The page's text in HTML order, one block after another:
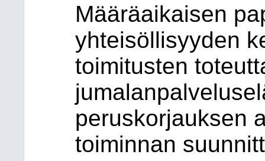
Määräaikaisen
yhteisöllisyyden
toimitusten
peruskorjauksen
toiminnan